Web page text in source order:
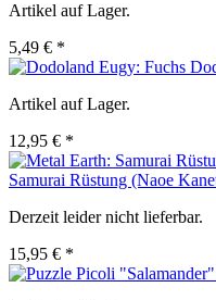
Artikel auf Lager.
5,49 € *
Artikel auf Lager.
12,95 € *
Samurai Rüstung (Naoe
Derzeit leider nicht lieferbar.
15,95 € *